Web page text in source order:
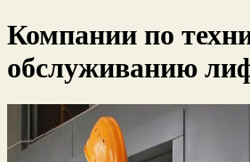
Компании по
обслуживанию